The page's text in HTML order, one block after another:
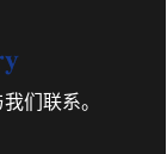
们联系。